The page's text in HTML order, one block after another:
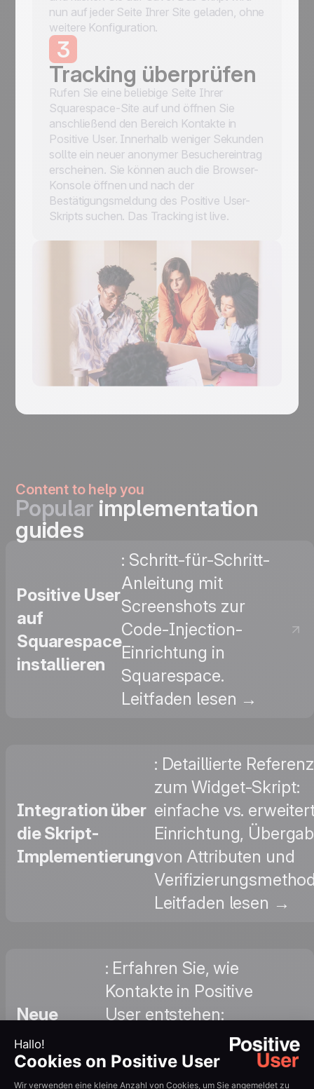
nun auf jeder Seite Ihrer Site geladen, ohne
weitere Konfiguration.
3
Tracking überprüfen
Rufen Sie eine beliebige Seite Ihrer
Squarespace-Site auf und öffnen Sie
anschließend den Bereich Kontakte in
Positive User. Innerhalb weniger Sekunden
sollte ein neuer anonymer Besuchereintrag
erscheinen. Sie können auch die Browser-
Konsole öffnen und nach der
Bestätigungsmeldung des Positive User-
Skripts suchen. Das Tracking ist live.
Content to help you
Popular implementation
guides
Positive User
auf
Squarespace
installieren
: Schritt-für-Schritt-
Anleitung mit
Screenshots zur
Code-Injection-
Einrichtung in
Squarespace.
Leitfaden lesen →
Integration über
die Skript-
Implementierung
: Detaillierte Referenz
zum Widget-Skript:
einfache vs.
Einrichtung,
von Attributen und
Leitfaden lesen →
Neue
Kontakte
hinzufügen
: Erfahren Sie, wie
Kontakte in Positive
User entstehen:
anonymes Tracking,
Formular-Einreichungen
und manueller Import.